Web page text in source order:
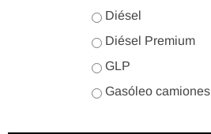
Diésel
Diésel Premium
GLP
Gasóleo camiones